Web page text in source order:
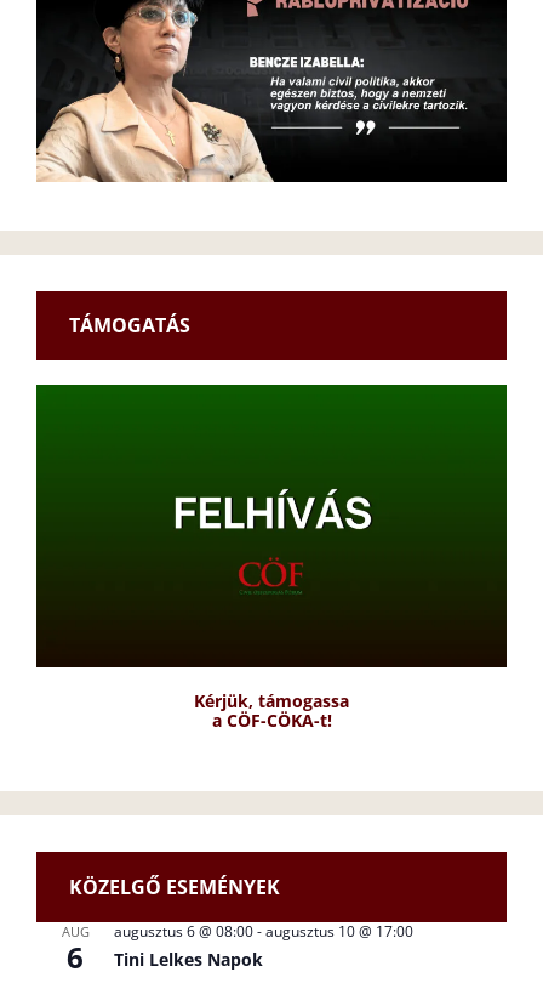
TÁMOGATÁS
Kérjük, támogassa
a CÖF-CÖKA-t!
KÖZELGŐ ESEMÉNYEK
AUG
6
augusztus 6 @ 08:00-augusztus 10 @ 17:00
Tini Lelkes Napok